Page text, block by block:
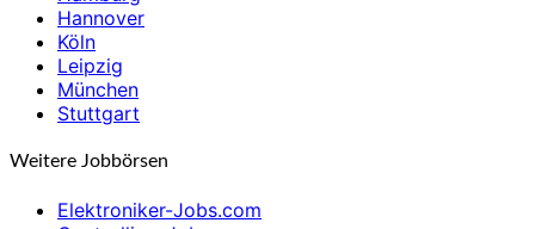
Hannover
Köln
Leipzig
München
Stuttgart
Weitere Jobbörsen
Elektroniker-Jobs.com